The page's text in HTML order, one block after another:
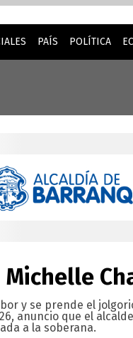
la mejor
PAÍS POLÍTICA
Michelle
y se prende el
anuncio que el
a la soberana.